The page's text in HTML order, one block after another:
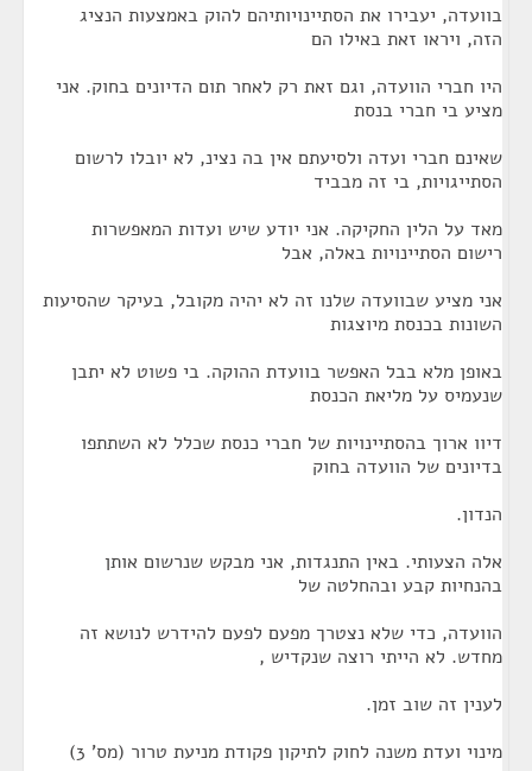
בוועדה, יעבירו את הסתיינויותיהם להוק באמצעות הנציג
הזה, ויראו זאת באילו הם
היו חברי הוועדה, וגם זאת רק לאחר תום הדיונים בחוק. אני
מציע בי חברי בנסת
שאינם חברי ועדה ולסיעתם אין בה נצינ, לא יובלו לרשום
הסתייגויות, בי זה מבביד
מאד על הלין החקיקה. אני יודע שיש ועדות המאפשרות
רישום הסתיינויות באלה, אבל
אני מציע שבוועדה שלנו זה לא יהיה מקובל, בעיקר שהסיעות
השונות בכנסת מיוצגות
באופן מלא בבל האפשר בוועדת ההוקה. בי פשוט לא יתבן
שנעמיס על מליאת הכנסת
דיוו ארוך בהסתיינויות של חברי כנסת שכלל לא השתתפו
בדיונים של הוועדה בחוק
הנדון.
אלה הצעותי. באין התנגדות, אני מבקש שנרשום אותן
בהנחיות קבע ובהחלטה של
הוועדה, כדי שלא נצטרך מפעם לפעם להידרש לנושא זה
מחדש. לא הייתי רוצה שנקדיש ,
לענין זה שוב זמן.
מינוי ועדת משנה לחוק לתיקון פקודת מניעת טרור (מס' 3)